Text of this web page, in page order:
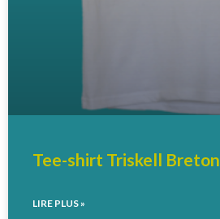
Tee-shirt Triskell Breton
LIRE PLUS »